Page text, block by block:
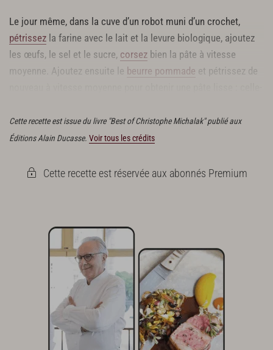
Le jour même, dans la cuve d’un robot muni d’un crochet,
pétrissez la farine avec le lait et la levure biologique, ajoutez
les œufs, le sel et le sucre, corsez bien la pâte à vitesse
moyenne. Ajoutez ensuite le beurre pommade et pétrissez de
Cette recette est issue du livre "Best of Christophe Michalak" publié aux
Éditions Alain Ducasse. Voir tous les crédits
Cette recette est réservée aux abonnés Premium